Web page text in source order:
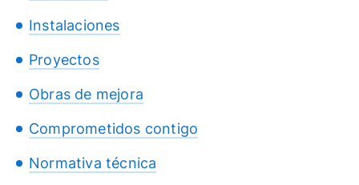
Instalaciones
Proyectos
Obras de mejora
Comprometidos contigo
Normativa técnica